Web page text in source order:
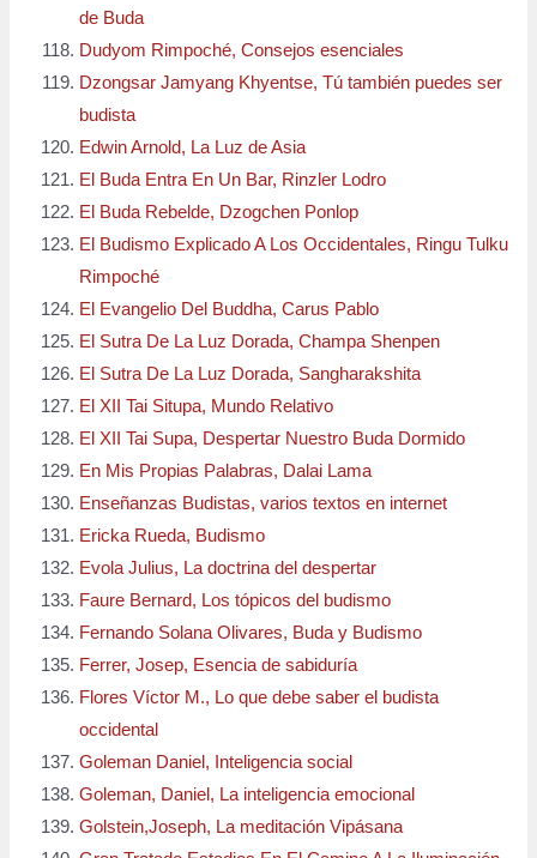
de Buda
Dudyom Rimpoché, Consejos esenciales
Dzongsar Jamyang Khyentse, Tú también puedes ser
budista
Edwin Arnold, La Luz de Asia
El Buda Entra En Un Bar, Rinzler Lodro
El Buda Rebelde, Dzogchen Ponlop
El Budismo Explicado A Los Occidentales, Ringu Tulku
Rimpoché
El Evangelio Del Buddha, Carus Pablo
El Sutra De La Luz Dorada, Champa Shenpen
El Sutra De La Luz Dorada, Sangharakshita
El XII Tai Situpa, Mundo Relativo
El XII Tai Supa, Despertar Nuestro Buda Dormido
En Mis Propias Palabras, Dalai Lama
Enseñanzas Budistas, varios textos en internet
Ericka Rueda, Budismo
Evola Julius, La doctrina del despertar
Faure Bernard, Los tópicos del budismo
Fernando Solana Olivares, Buda y Budismo
Ferrer, Josep, Esencia de sabiduría
Flores Víctor M., Lo que debe saber el budista
occidental
Goleman Daniel, Inteligencia social
Goleman, Daniel, La inteligencia emocional
Golstein,Joseph, La meditación Vipásana